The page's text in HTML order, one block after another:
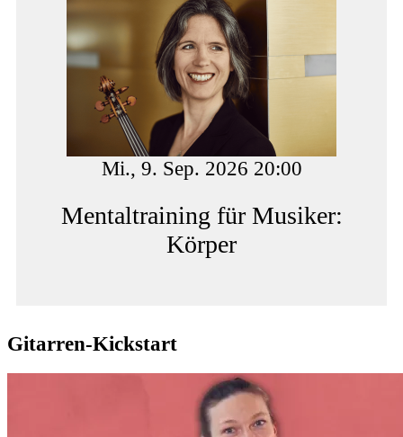
Mi., 9. Sep. 2026 20:00
Mentaltraining für Musiker:
Körper
Gitarren-Kickstart